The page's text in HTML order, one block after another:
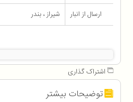
ارسال از انبار
شیراز ، بندر
اشتراک گذاری
توضیحات بیشتر